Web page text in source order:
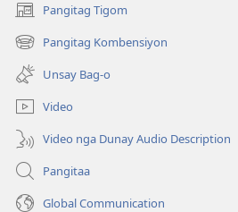
Pangitag Tigom
(mo-
open
ug
bag-
ong
window)
Pangitag Kombensiyon
(mo-
open
ug
bag-
ong
window)
Unsay Bag-o
Video
Video nga Dunay Audio Description
Pangitaa
Global Communication